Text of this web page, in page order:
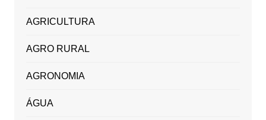
AGRICULTURA
AGRO RURAL
AGRONOMIA
ÁGUA